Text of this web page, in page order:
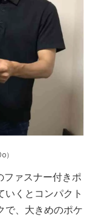
）
ファスナー付きポ
いくとコンパクト
で、大きめのポケ